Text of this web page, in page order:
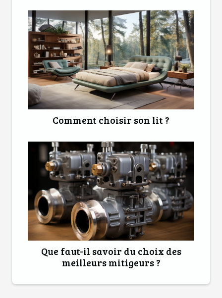
Comment choisir son lit ?
Que faut-il savoir du choix des
meilleurs mitigeurs ?